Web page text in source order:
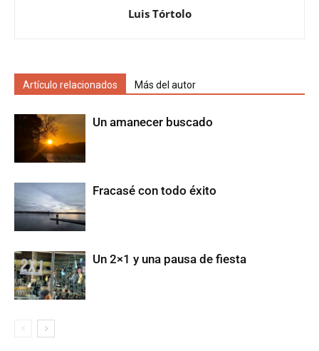
Luis Tórtolo
Artículo relacionados Más del autor
Un amanecer buscado
Fracasé con todo éxito
Un 2×1 y una pausa de fiesta